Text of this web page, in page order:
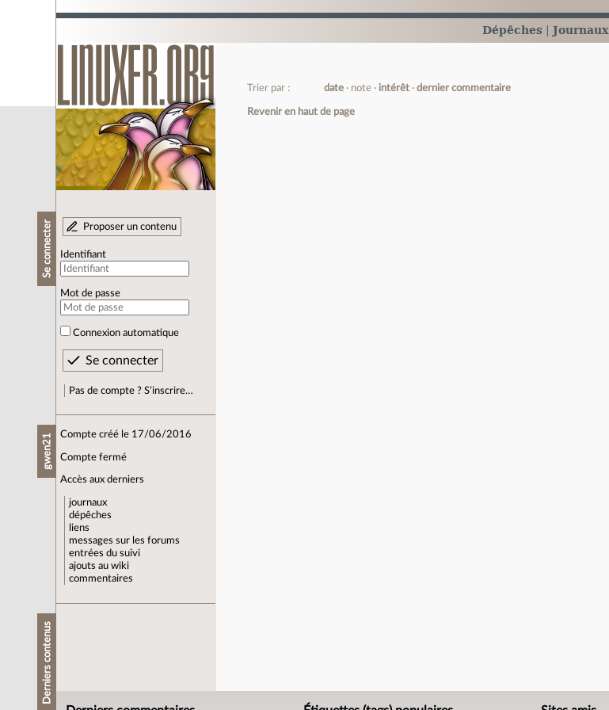
Dépêches Journaux
Se connecter Proposer un contenu
Identifiant
Mot de passe
Connexion automatique
Pas de compte ? S’inscrire…
gwen21 Compte créé le 17/06/2016
Compte fermé
Accès aux derniers
journaux
dépêches
liens
messages sur les forums
entrées du suivi
ajouts au wiki
commentaires
Derniers contenus
Trier par : date note intérêt dernier commentaire
Revenir en haut de page